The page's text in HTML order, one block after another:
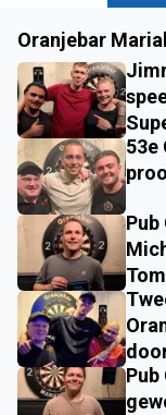
Oranjebar
53e